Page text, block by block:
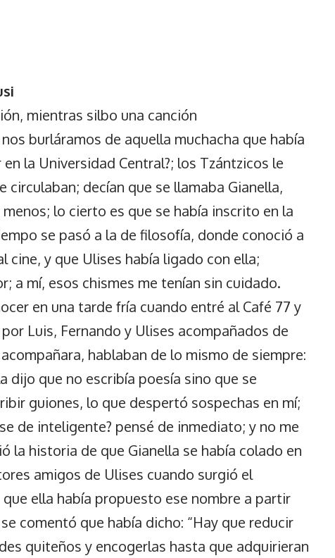
mientras silbo una canción
burláramos de aquella muchacha que había
la Universidad Central?; los Tzántzicos le
circulaban; decían que se llamaba Gianella,
lo cierto es que se había inscrito en la
se pasó a la de filosofía, donde conoció a
cine, y que Ulises había ligado con ella;
a mí, esos chismes me tenían sin cuidado.
en una tarde fría cuando entré al Café 77 y
Luis, Fernando y Ulises acompañados de
hablaban de lo mismo de siempre:
dijo que no escribía poesía sino que se
guiones, lo que despertó sospechas en mí;
de inteligente? pensé de inmediato; y no me
la historia de que Gianella se había colado en
amigos de Ulises cuando surgió el
ella había propuesto ese nombre a partir
comentó que había dicho: “Hay que reducir
quiteños y encogerlas hasta que adquirieran